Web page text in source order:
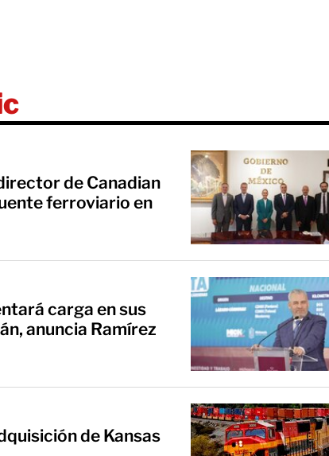
de Canadian
ferroviario en
carga en sus
anuncia Ramírez
de Kansas